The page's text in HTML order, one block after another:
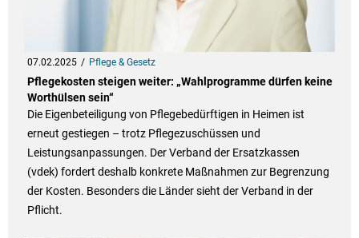
07.02.2025 Pflege & Gesetz
Pflegekosten steigen weiter: „Wahlprogramme dürfen keine
Worthülsen sein“
Die Eigenbeteiligung von Pflegebedürftigen in Heimen ist
erneut gestiegen – trotz Pflegezuschüssen und
Leistungsanpassungen. Der Verband der Ersatzkassen
(vdek) fordert deshalb konkrete Maßnahmen zur Begrenzung
der Kosten. Besonders die Länder sieht der Verband in der
Pflicht.